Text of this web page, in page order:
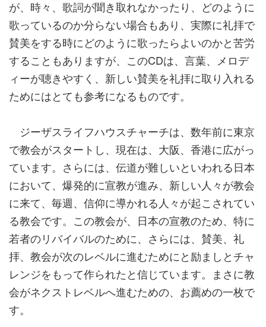
が、時々、歌詞が聞き取れなかったり、どのように
歌っているのか分らない場合もあり、実際に礼拝で
賛美をする時にどのように歌ったらよいのかと苦労
することもありますが、このCDは、言葉、メロデ
ィーが聴きやすく、新しい賛美を礼拝に取り入れる
ためにはとても参考になるものです。
ジーザスライフハウスチャーチは、数年前に東京
で教会がスタートし、現在は、大阪、香港に広がっ
ています。さらには、伝道が難しいといわれる日本
において、爆発的に宣教が進み、新しい人々が教会
に来て、毎週、信仰に導かれる人々が起こされてい
る教会です。この教会が、日本の宣教のため、特に
若者のリバイバルのために、さらには、賛美、礼
拝、教会が次のレベルに進むためにと励ましとチャ
レンジをもって作られたと信じています。まさに教
会がネクストレベルへ進むための、お薦めの一枚で
す。